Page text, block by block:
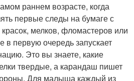
раннем возрасте, когда
первые следы на бумаге с
мелков, фломастеров или
в первую очередь запускает
Это вы знаете, какие
твердые, а карандаш пишет
Для малыша каждый из